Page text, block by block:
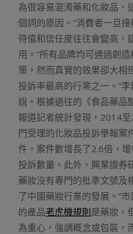
為很容易混淆藥和化妝品，
個詞的原因。”消費者一旦
待值和信任度往往會變高，
用。“所有品牌均可通過創
策，然而真實的效果卻大相
投訴率最高的行業之一。”
說。根據過往的《食品藥品
報道記者統計發現，2014
門受理的化妝品投訴舉報案
件，案件數增長了2.6倍，
投訴數量。此外，興業證券
藥妝沒有專門的批準文號及
了中國藥妝行業的發展。“
的產品老虎機規則是藥妝，
為重心，強調概念或包裝，